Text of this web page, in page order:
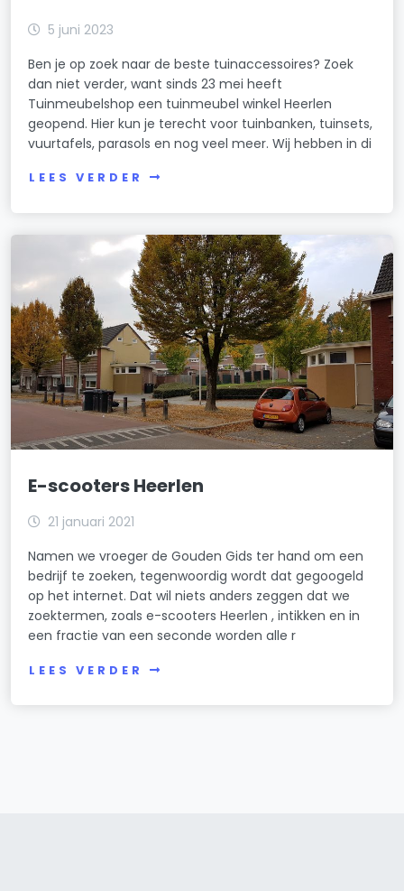
5 juni 2023
Ben je op zoek naar de beste tuinaccessoires? Zoek
dan niet verder, want sinds 23 mei heeft
Tuinmeubelshop een tuinmeubel winkel Heerlen
geopend. Hier kun je terecht voor tuinbanken, tuinsets,
vuurtafels, parasols en nog veel meer. Wij hebben in di
LEES VERDER
E-scooters Heerlen
21 januari 2021
Namen we vroeger de Gouden Gids ter hand om een
bedrijf te zoeken, tegenwoordig wordt dat gegoogeld
op het internet. Dat wil niets anders zeggen dat we
zoektermen, zoals e-scooters Heerlen , intikken en in
een fractie van een seconde worden alle r
LEES VERDER